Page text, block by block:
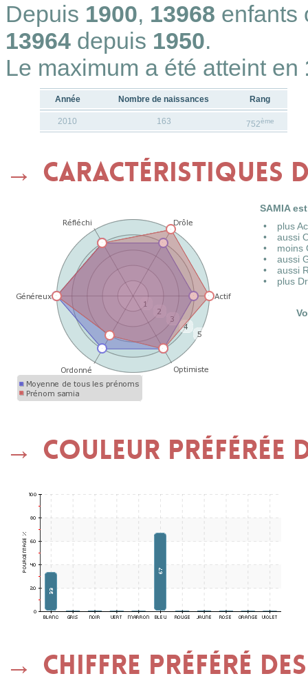
Depuis 1900, 13968 enfants
13964 depuis 1950.
Le maximum a été atteint en
Année Nombre de naissances Rang
2010 163 752ème
Caractéristiques
SAMIA
plus
aussi
moins
aussi
aussi
plus
Couleur préférée
Chiffre préféré des